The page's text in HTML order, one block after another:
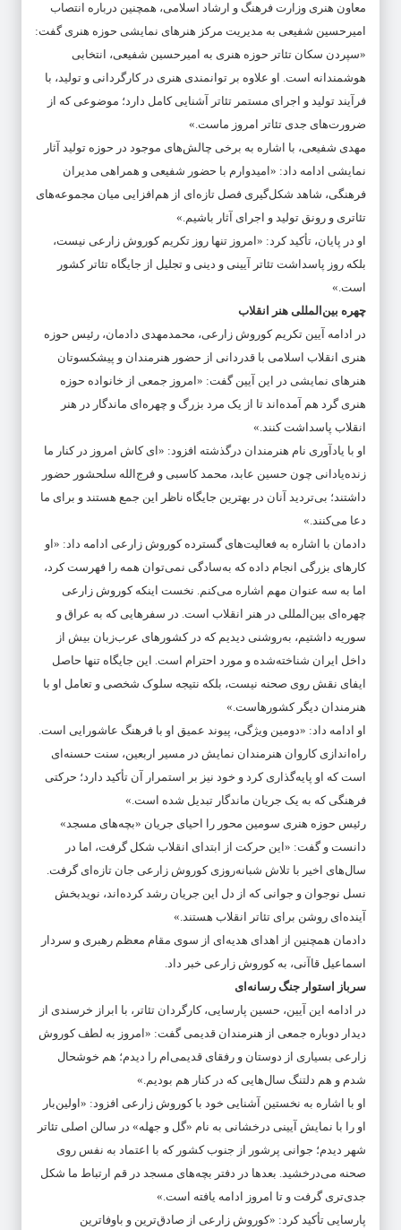
معاون هنری وزارت فرهنگ و ارشاد اسلامی، همچنین درباره انتصاب
امیرحسین شفیعی به مدیریت مرکز هنرهای نمایشی حوزه هنری گفت:
«سپردن سکان تئاتر حوزه هنری به امیرحسین شفیعی، انتخابی
هوشمندانه است. او علاوه بر توانمندی هنری در کارگردانی و تولید، با
فرآیند تولید و اجرای مستمر تئاتر آشنایی کامل دارد؛ موضوعی که از
ضرورت‌های جدی تئاتر امروز ماست.»
مهدی شفیعی، با اشاره به برخی چالش‌های موجود در حوزه تولید آثار
نمایشی ادامه داد: «امیدوارم با حضور شفیعی و همراهی مدیران
فرهنگی، شاهد شکل‌گیری فصل تازه‌ای از هم‌افزایی میان مجموعه‌های
تئاتری و رونق تولید و اجرای آثار باشیم.»
او در پایان، تأکید کرد: «امروز تنها روز تکریم کوروش زارعی نیست،
بلکه روز پاسداشت تئاتر آیینی و دینی و تجلیل از جایگاه تئاتر کشور
است.»
چهره بین‌المللی هنر انقلاب
در ادامه آیین تکریم کوروش زارعی، محمدمهدی دادمان، رئیس حوزه
هنری انقلاب اسلامی با قدردانی از حضور هنرمندان و پیشکسوتان
هنرهای نمایشی در این آیین گفت: «امروز جمعی از خانواده حوزه
هنری گرد هم آمده‌اند تا از یک مرد بزرگ و چهره‌ای ماندگار در هنر
انقلاب پاسداشت کنند.»
او با یادآوری نام هنرمندان درگذشته افزود: «ای کاش امروز در کنار ما
زنده‌یادانی چون حسین عابد، محمد کاسبی و فرج‌الله سلحشور حضور
داشتند؛ بی‌تردید آنان در بهترین جایگاه ناظر این جمع هستند و برای ما
دعا می‌کنند.»
دادمان با اشاره به فعالیت‌های گسترده کوروش زارعی ادامه داد: «او
کارهای بزرگی انجام داده که به‌سادگی نمی‌توان همه را فهرست کرد،
اما به سه عنوان مهم اشاره می‌کنم. نخست اینکه کوروش زارعی
چهره‌ای بین‌المللی در هنر انقلاب است. در سفرهایی که به عراق و
سوریه داشتیم، به‌روشنی دیدیم که در کشورهای عرب‌زبان بیش از
داخل ایران شناخته‌شده و مورد احترام است. این جایگاه تنها حاصل
ایفای نقش روی صحنه نیست، بلکه نتیجه سلوک شخصی و تعامل او با
هنرمندان دیگر کشورهاست.»
او ادامه داد: «دومین ویژگی، پیوند عمیق او با فرهنگ عاشورایی است.
راه‌اندازی کاروان هنرمندان نمایش در مسیر اربعین، سنت حسنه‌ای
است که او پایه‌گذاری کرد و خود نیز بر استمرار آن تأکید دارد؛ حرکتی
فرهنگی که به یک جریان ماندگار تبدیل شده است.»
رئیس حوزه هنری سومین محور را احیای جریان «بچه‌های مسجد»
دانست و گفت: «این حرکت از ابتدای انقلاب شکل گرفت، اما در
سال‌های اخیر با تلاش شبانه‌روزی کوروش زارعی جان تازه‌ای گرفت.
نسل نوجوان و جوانی که از دل این جریان رشد کرده‌اند، نویدبخش
آینده‌ای روشن برای تئاتر انقلاب هستند.»
دادمان همچنین از اهدای هدیه‌ای از سوی مقام معظم رهبری و سردار
اسماعیل قاآنی، به کوروش زارعی خبر داد.
سرباز استوار جنگ رسانه‌ای
در ادامه این آیین، حسین پارسایی، کارگردان تئاتر، با ابراز خرسندی از
دیدار دوباره جمعی از هنرمندان قدیمی گفت: «امروز به لطف کوروش
زارعی بسیاری از دوستان و رفقای قدیمی‌ام را دیدم؛ هم خوشحال
شدم و هم دلتنگ سال‌هایی که در کنار هم بودیم.»
او با اشاره به نخستین آشنایی خود با کوروش زارعی افزود: «اولین‌بار
او را با نمایش آیینی درخشانی به نام «گل و جهله» در سالن اصلی تئاتر
شهر دیدم؛ جوانی پرشور از جنوب کشور که با اعتماد به نفس روی
صحنه می‌درخشید. بعدها در دفتر بچه‌های مسجد در قم ارتباط ما شکل
جدی‌تری گرفت و تا امروز ادامه یافته است.»
پارسایی تأکید کرد: «کوروش زارعی از صادق‌ترین و باوفاترین